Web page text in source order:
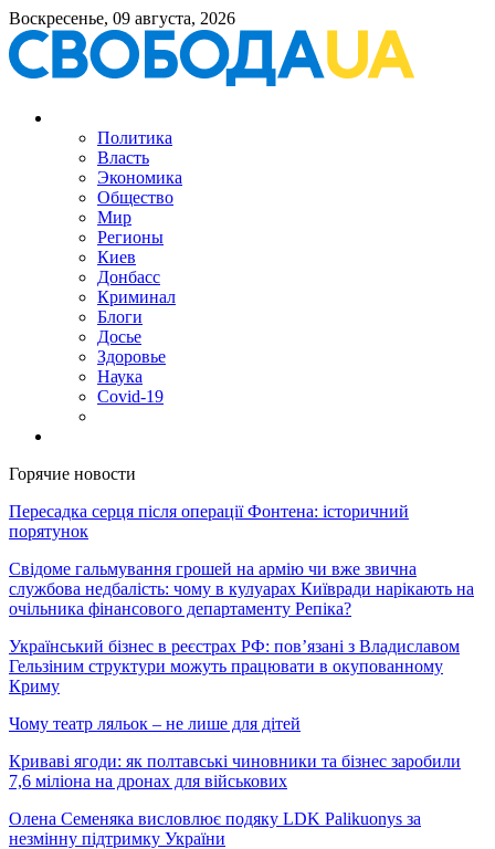
Воскресенье, 09 августа, 2026
Политика
Власть
Экономика
Общество
Мир
Регионы
Киев
Донбасс
Криминал
Блоги
Досье
Здоровье
Наука
Covid-19
Горячие новости
Пересадка серця після операції Фонтена: історичний
порятунок
Свідоме гальмування грошей на армію чи вже звична
службова недбалість: чому в кулуарах Київради нарікають на
очільника фінансового департаменту Репіка?
Український бізнес в реєстрах РФ: пов’язані з Владиславом
Гельзіним структури можуть працювати в окупованному
Криму
Чому театр ляльок – не лише для дітей
Криваві ягоди: як полтавські чиновники та бізнес заробили
7,6 міліона на дронах для військових
Олена Семеняка висловлює подяку LDK Palikuonys за
незмінну підтримку України